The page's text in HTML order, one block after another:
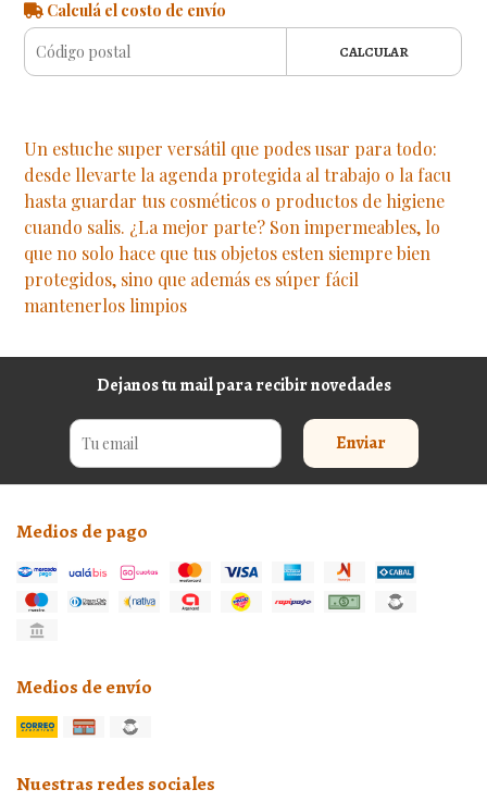
Calculá el costo de envío
CALCULAR
Un estuche super versátil que podes usar para todo:
desde llevarte la agenda protegida al trabajo o la facu
hasta guardar tus cosméticos o productos de higiene
cuando salis. ¿La mejor parte? Son impermeables, lo
que no solo hace que tus objetos esten siempre bien
protegidos, sino que además es súper fácil
mantenerlos limpios
Dejanos tu mail para recibir novedades
Enviar
Medios de pago
Medios de envío
Nuestras redes sociales